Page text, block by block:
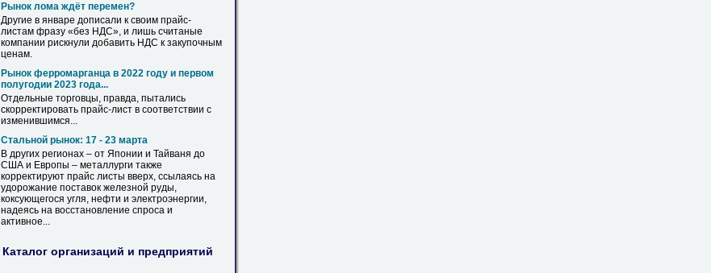
Рынок лома ждёт перемен?
Другие в январе дописали к своим прайс-
листам фразу «без НДС», и лишь считаные
компании рискнули добавить НДС к закупочным
ценам.
Рынок ферромарганца в 2022 году и первом
полугодии 2023 года...
Отдельные торговцы, правда, пытались
скорректировать прайс-лист в соответствии с
изменившимся...
Стальной рынок: 17 - 23 марта
В других регионах – от Японии и Тайваня до
США и Европы – металлурги также
корректируют прайс листы вверх, ссылаясь на
удорожание поставок железной руды,
коксующегося угля, нефти и электроэнергии,
надеясь на восстановление спроса и
активное...
Каталог организаций и предприятий